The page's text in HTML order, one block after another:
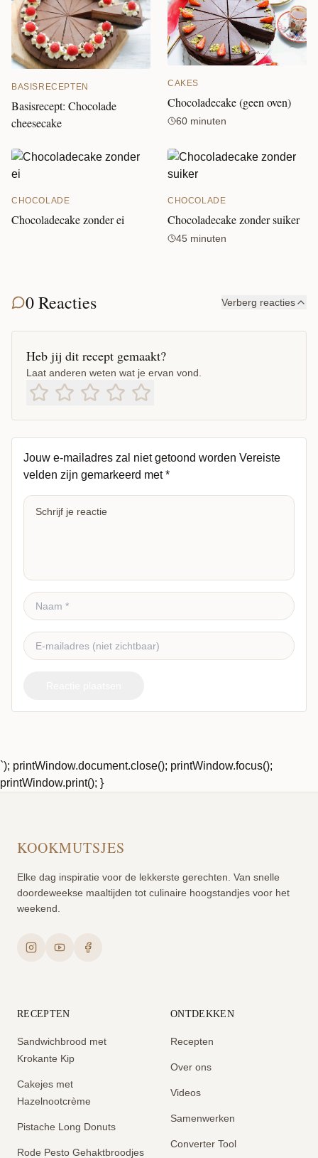
BASISRECEPTEN
Basisrecept: Chocolade
cheesecake
CAKES
Chocoladecake (geen oven)
60 minuten
CHOCOLADE
Chocoladecake zonder ei
CHOCOLADE
Chocoladecake zonder suiker
45 minuten
0 Reacties Verberg reacties
Heb jij dit recept gemaakt?
Laat anderen weten wat je ervan vond.
Jouw e-mailadres zal niet getoond worden Vereiste
velden zijn gemarkeerd met*
`); printWindow.document.close(); printWindow.focus();
printWindow.print(); }
KOOKMUTSJES
Elke dag inspiratie voor de lekkerste gerechten. Van snelle
doordeweekse maaltijden tot culinaire hoogstandjes voor het
weekend.
RECEPTEN
Sandwichbrood met
Krokante Kip
Cakejes met
Hazelnootcrème
Pistache Long Donuts
Rode Pesto Gehaktbroodjes
ONTDEKKEN
Recepten
Over ons
Videos
Samenwerken
Converter Tool